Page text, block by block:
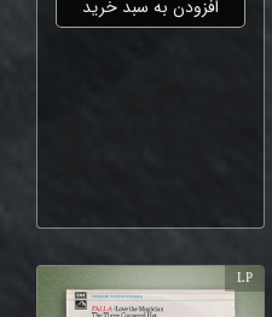
افزودن به سبد خرید
LP